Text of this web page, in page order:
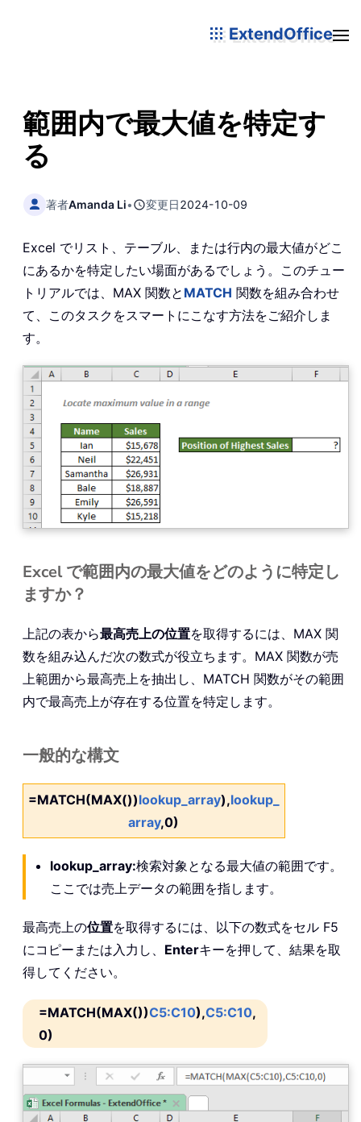
ExtendOffice
範囲内で最大値を特定す
る
著者Amanda Li• 変更日2024-10-09
Excel でリスト、テーブル、または行内の最大値がどこ
にあるかを特定したい場面があるでしょう。このチュー
トリアルでは、MAX 関数と MATCH 関数を組み合わせ
て、このタスクをスマートにこなす方法をご紹介しま
す。
Excel で範囲内の最大値をどのように特定し
ますか？
上記の表から最高売上の位置を取得するには、MAX 関
数を組み込んだ次の数式が役立ちます。MAX 関数が売
上範囲から最高売上を抽出し、MATCH 関数がその範囲
内で最高売上が存在する位置を特定します。
一般的な構文
=MATCH(MAX())lookup_array),lookup_
array,0)
lookup_array:検索対象となる最大値の範囲です。
ここでは売上データの範囲を指します。
最高売上の位置を取得するには、以下の数式をセル F5
にコピーまたは入力し、 Enterキーを押して、結果を取
得してください。
=MATCH(MAX())C5:C10),C5:C10,
0)